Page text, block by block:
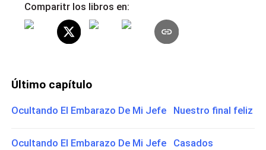
Comparitr los libros en:
Último capítulo
Ocultando El Embarazo De Mi Jefe Nuestro final feliz
Ocultando El Embarazo De Mi Jefe Casados